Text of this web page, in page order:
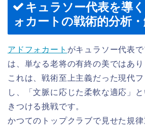
キュラソー代表を導
ォカートの戦術的分析
アドフォカート がキュラソー代表
は、単なる老将の有終の美ではあり
これは、戦術至上主義だった現代
し、「文脈に応じた柔軟な適応」
きつける挑戦です。
かつてのトップクラブで見せた規